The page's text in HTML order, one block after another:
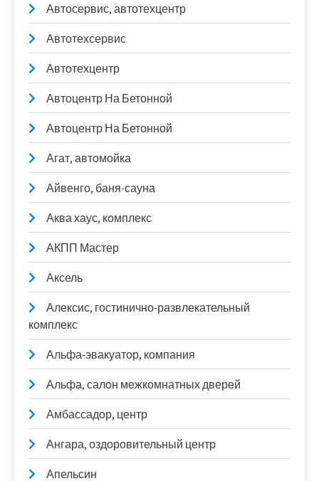
Автосервис, автотехцентр
Автотехсервис
Автотехцентр
Автоцентр На Бетонной
Автоцентр На Бетонной
Агат, автомойка
Айвенго, баня-сауна
Аква хаус, комплекс
АКПП Мастер
Аксель
Алексис, гостинично-развлекательный
комплекс
Альфа-эвакуатор, компания
Альфа, салон межкомнатных дверей
Амбассадор, центр
Ангара, оздоровительный центр
Апельсин